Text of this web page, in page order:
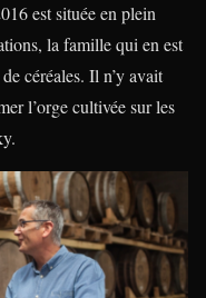
est située en plein
la famille qui en est
céréales. Il n’y avait
l’orge cultivée sur les